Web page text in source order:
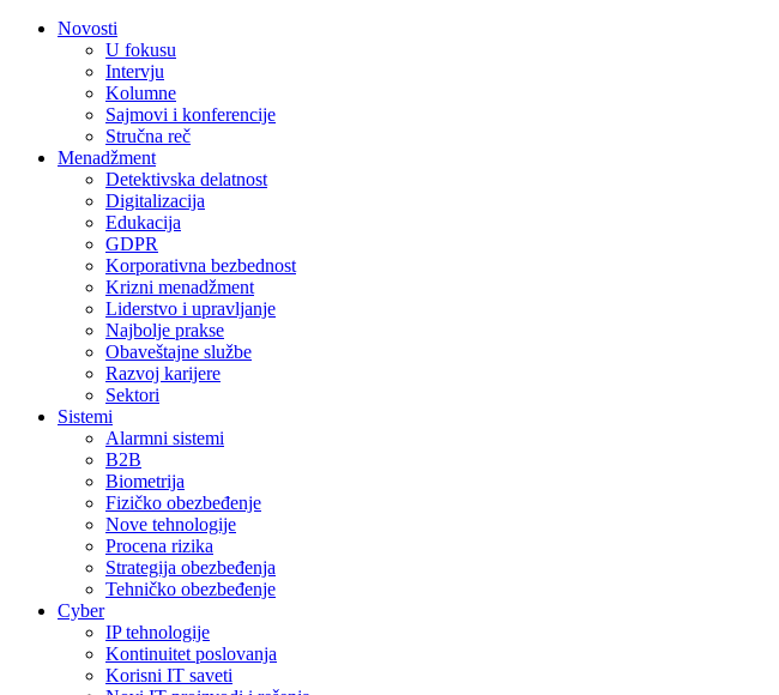
Novosti
U fokusu
Intervju
Kolumne
Sajmovi i konferencije
Stručna reč
Menadžment
Detektivska delatnost
Digitalizacija
Edukacija
GDPR
Korporativna bezbednost
Krizni menadžment
Liderstvo i upravljanje
Najbolje prakse
Obaveštajne službe
Razvoj karijere
Sektori
Sistemi
Alarmni sistemi
B2B
Biometrija
Fizičko obezbeđenje
Nove tehnologije
Procena rizika
Strategija obezbeđenja
Tehničko obezbeđenje
Cyber
IP tehnologije
Kontinuitet poslovanja
Korisni IT saveti